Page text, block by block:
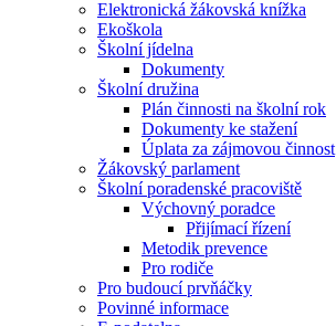
Elektronická žákovská knížka
Ekoškola
Školní jídelna
Dokumenty
Školní družina
Plán činnosti na školní rok
Dokumenty ke stažení
Úplata za zájmovou činnost
Žákovský parlament
Školní poradenské pracoviště
Výchovný poradce
Přijímací řízení
Metodik prevence
Pro rodiče
Pro budoucí prvňáčky
Povinné informace